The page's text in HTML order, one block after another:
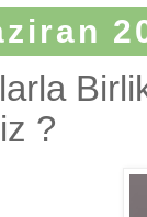
?